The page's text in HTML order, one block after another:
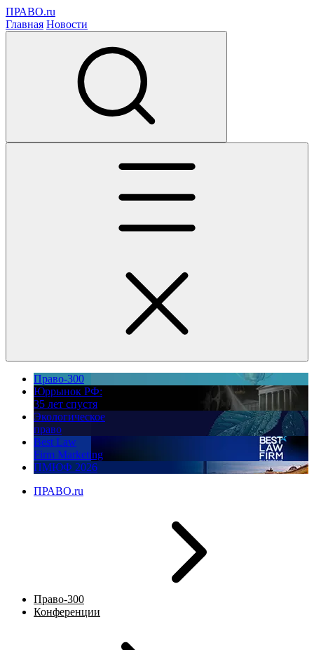
ПРАВО.ru
Главная Новости
Право-300
Юррынок РФ:
35 лет спустя
Экологическое
право
Best Law
Firm Marketing
ПМЮФ 2026
ПРАВО.ru
Право-300
Конференции